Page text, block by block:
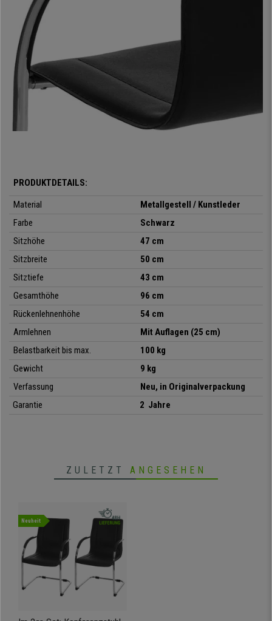
Komfort, Design und Qualität, was will man mehr?
dieses Produkt im 2er-Set mitzubestellen, Sie werden es nicht
bereuen.
Versand bis direkt vor Ihre Tür, kompletter Garantie und dem besten
Kundenservice.
Ergonomisches Design
• Sitz und Rückenlehne gepolsert
•Sehr robustes Metallgestell
PRODUKTDETAILS:
Material
Metallgestell / Kunstleder
Farbe
Schwarz
Sitzhöhe
47 cm
Sitzbreite
50 cm
Sitztiefe
43 cm
Gesamthöhe
96 cm
Rückenlehnenhöhe
54 cm
Armlehnen
Mit Auflagen (25 cm)
Belastbarkeit bis max.
100 kg
Gewicht
9 kg
Verfassung
Neu, in Originalverpackung
Garantie
2 Jahre
ZULETZT ANGESEHEN
Neuheit